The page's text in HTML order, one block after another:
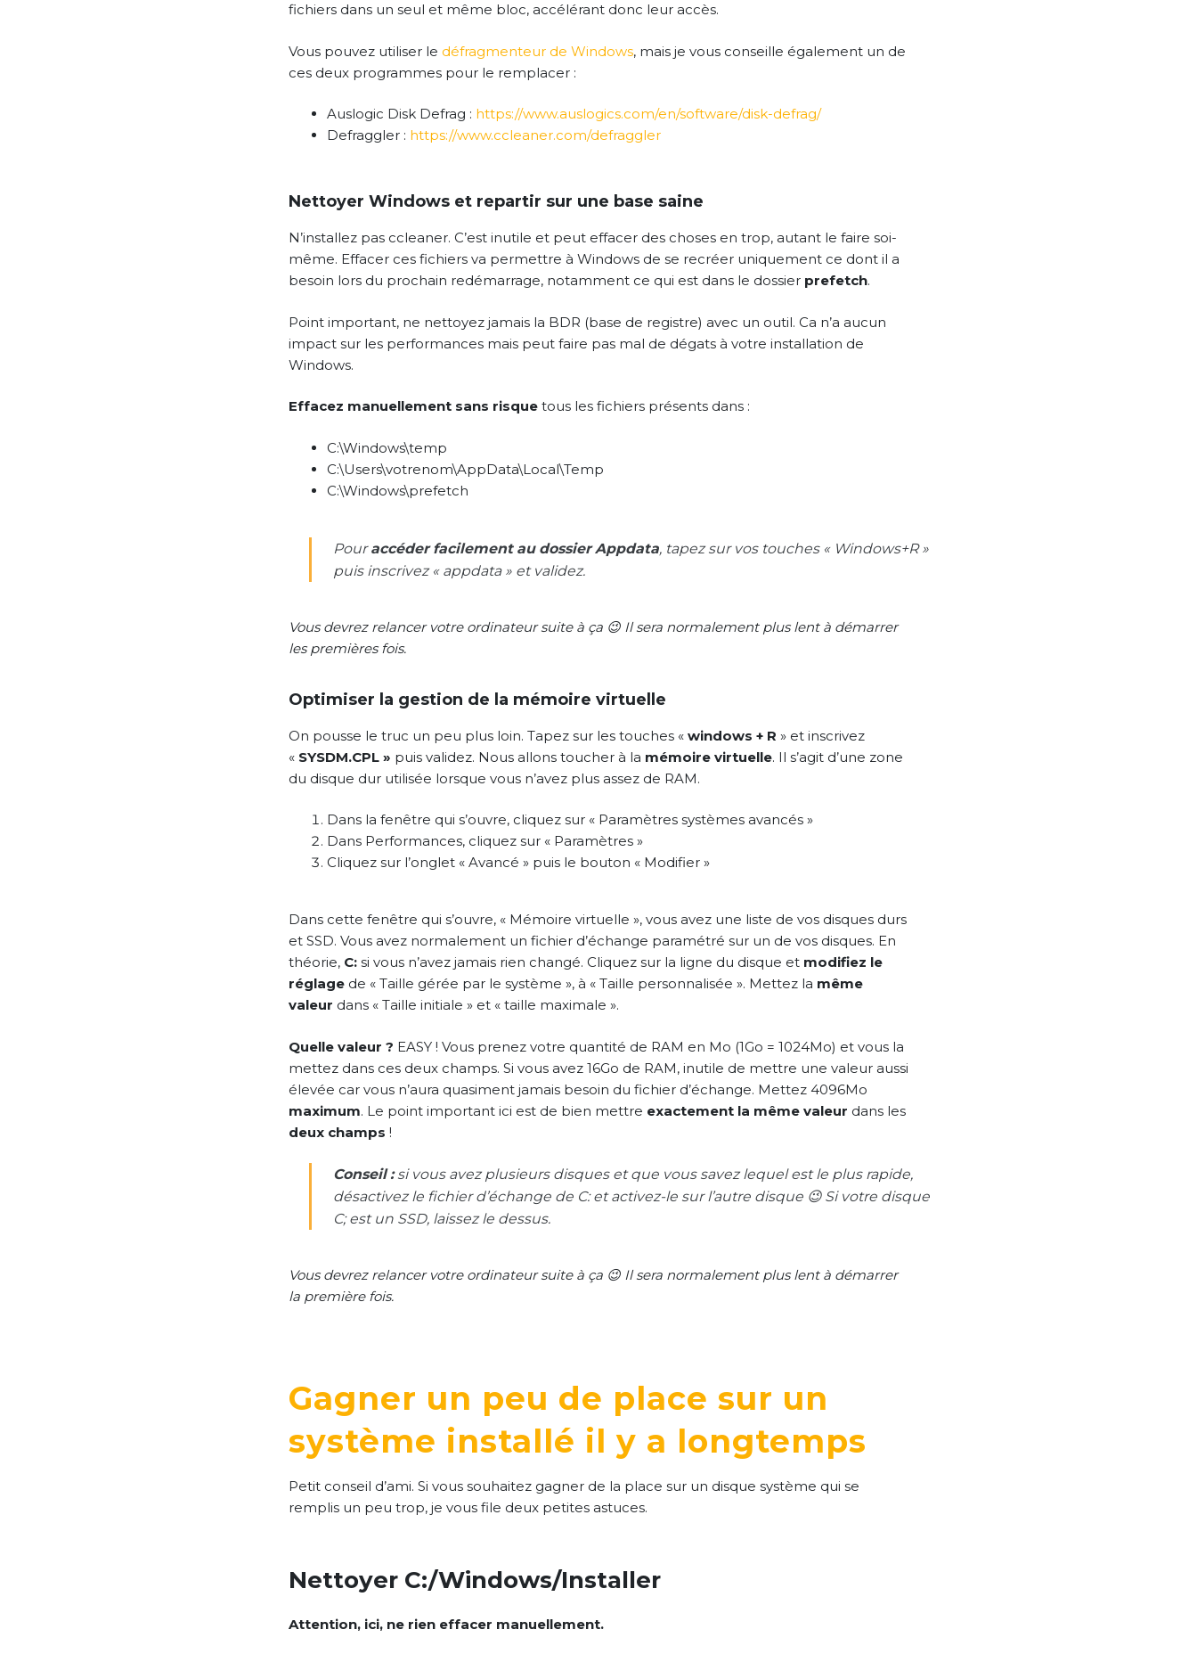
fichiers dans un seul et même bloc, accélérant donc leur accès.
Vous pouvez utiliser le défragmenteur de Windows, mais je vous conseille également un de
ces deux programmes pour le remplacer :
Auslogic Disk Defrag : https://www.auslogics.com/en/software/disk-defrag/
Defraggler : https://www.ccleaner.com/defraggler
Nettoyer Windows et repartir sur une base saine
N’installez pas ccleaner. C’est inutile et peut effacer des choses en trop, autant le faire soi-
même. Effacer ces fichiers va permettre à Windows de se recréer uniquement ce dont il a
besoin lors du prochain redémarrage, notamment ce qui est dans le dossier prefetch.
Point important, ne nettoyez jamais la BDR (base de registre) avec un outil. Ca n’a aucun
impact sur les performances mais peut faire pas mal de dégats à votre installation de
Windows.
Effacez manuellement sans risque tous les fichiers présents dans :
C:\Windows\temp
C:\Users\votrenom\AppData\Local\Temp
C:\Windows\prefetch
Pouraccéder facilement au dossier Appdata, tapez sur vos touches « Windows+R »
puis inscrivez « appdata » et validez.
Vous devrez relancer votre ordinateur suite à ça 😉 Il sera normalement plus lent à démarrer
les premières fois.
Optimiser la gestion de la mémoire virtuelle
On pousse le truc un peu plus loin. Tapez sur les touches « windows + R » et inscrivez
« SYSDM.CPL » puis validez. Nous allons toucher à la mémoire virtuelle. Il s’agit d’une zone
du disque dur utilisée lorsque vous n’avez plus assez de RAM.
Dans la fenêtre qui s’ouvre, cliquez sur « Paramètres systèmes avancés »
Dans Performances, cliquez sur « Paramètres »
Cliquez sur l’onglet « Avancé » puis le bouton « Modifier »
Dans cette fenêtre qui s’ouvre, « Mémoire virtuelle », vous avez une liste de vos disques durs
et SSD. Vous avez normalement un fichier d’échange paramétré sur un de vos disques. En
théorie, C: si vous n’avez jamais rien changé. Cliquez sur la ligne du disque et modifiez le
réglage de « Taille gérée par le système », à « Taille personnalisée ». Mettez la même
valeur dans « Taille initiale » et « taille maximale ».
Quelle valeur ? EASY ! Vous prenez votre quantité de RAM en Mo (1Go = 1024Mo) et vous la
mettez dans ces deux champs. Si vous avez 16Go de RAM, inutile de mettre une valeur aussi
élevée car vous n’aura quasiment jamais besoin du fichier d’échange. Mettez 4096Mo
maximum. Le point important ici est de bien mettre exactement la même valeur dans les
deux champs !
Conseil :si vous avez plusieurs disques et que vous savez lequel est le plus rapide,
désactivez le fichier d’échange de C: et activez-le sur l’autre disque 😉 Si votre disque
C; est un SSD, laissez le dessus.
Vous devrez relancer votre ordinateur suite à ça 😉 Il sera normalement plus lent à démarrer
la première fois.
Gagner un peu de place sur un
système installé il y a longtemps
Petit conseil d’ami. Si vous souhaitez gagner de la place sur un disque système qui se
remplis un peu trop, je vous file deux petites astuces.
Nettoyer C:/Windows/Installer
Attention, ici, ne rien effacer manuellement.